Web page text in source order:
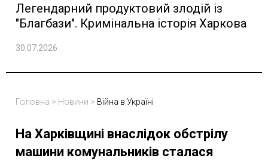
Легендарний продуктовий злодій із
"Благбази". Кримінальна історія Харкова
30.07.2026
Головна > Новини > Війна в Україні
На Харківщині внаслідок обстрілу
машини комунальників сталася